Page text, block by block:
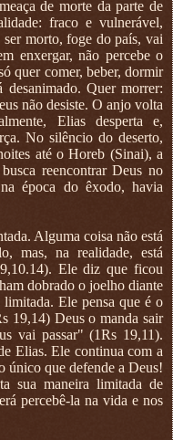
de morte da parte de
fraco e vulnerável,
morto, foge do país, vai
enxergar, não percebe o
quer comer, beber, dormir
Quer morrer:
não desiste. O anjo volta
Elias desperta e,
No silêncio do deserto,
até o Horeb (Sinai), a
reencontrar Deus no
época do êxodo, havia
Alguma coisa não está
mas, na realidade, está
Ele diz que ficou
dobrado o joelho diante
Ele pensa que é o
19,14) Deus o manda sair
vai passar" (1Rs 19,11).
Elias. Ele continua com a
único que defende a Deus!
sua maneira limitada de
percebê-la na vida e nos